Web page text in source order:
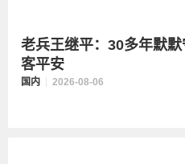
老兵王继平：30多年默
客平安
国内 2026-08-06